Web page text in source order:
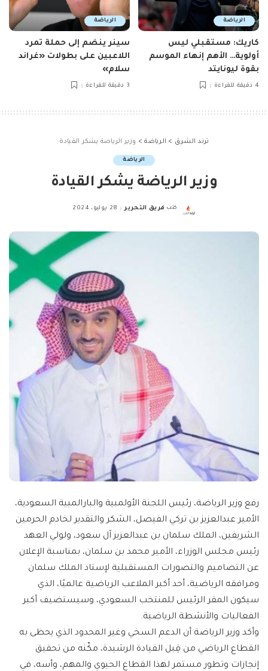
الرياضة
كاريك: مستقبلي ليس
أولوية… الأهم إنهاء الموسم
بقوة ليونايتد
4 دقيقة للقراءة
الرياضة
سينر ينضم إلى حملة تمرد
اللاعبين على بطولات «غراند
سلام»
3 دقيقة للقراءة
ترند الشرق > الرياضة> وزير الرياضة يشكر القيادة
الرياضة
وزير الرياضة يشكر القيادة
Posted
كتب فريق التحرير 28 يوليو، 2024
رفع وزير الرياضة، رئيس اللجنة الأولمبية والبارالمبية السعودية،
الأمير عبدالعزيز بن تركي الفيصل، الشكر والتقدير لخادم الحرمين
الشريفين، الملك سلمان بن عبدالعزيز آل سعود، ولولي العهد
رئيس مجلس الوزراء، الأمير محمد بن سلمان، بمناسبة الإعلان
عن التصاميم والتصورات المستقبلية لإستاد الملك سلمان
ومرافقه الرياضية، أحد أكبر الملاعب الرياضية عالميًا، الذي
سيكون المقر الرئيس للمنتخب السعودي، وسيستضيف أكبر
الفعاليات والأنشطة الرياضية.
وأكد وزير الرياضة أن الدعم السخي وغير المحدود الذي يحظى به
القطاع الرياضي من قِبل القيادة الرشيدة، مكّنه من تحقيق
إنجازات وتطور مستمر لهذا القطاع الحيوي والمهم، وأسه، في